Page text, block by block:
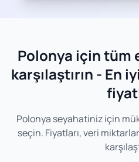
Polonya için tüm
karşılaştırın - En
Polonya seyahatiniz için
seçin. Fiyatları, veri